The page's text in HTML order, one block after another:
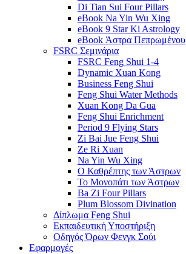
Di Tian Sui Four Pillars
eBook Na Yin Wu Xing
eBook 9 Star Ki Astrology
eBook Άστρα Πεπρωμένου
FSRC Σεμινάρια
FSRC Feng Shui 1-4
Dynamic Xuan Kong
Business Feng Shui
Feng Shui Water Methods
Xuan Kong Da Gua
Feng Shui Enrichment
Period 9 Flying Stars
Zi Bai Jue Feng Shui
Ze Ri Xuan
Na Yin Wu Xing
Ο Καθρέπτης των Άστρων
Το Μονοπάτι των Άστρων
Ba Zi Four Pillars
Plum Blossom Divination
Δίπλωμα Feng Shui
Εκπαιδευτική Υποστήριξη
Οδηγός Όρων Φενγκ Σούι
Εφαρμογές